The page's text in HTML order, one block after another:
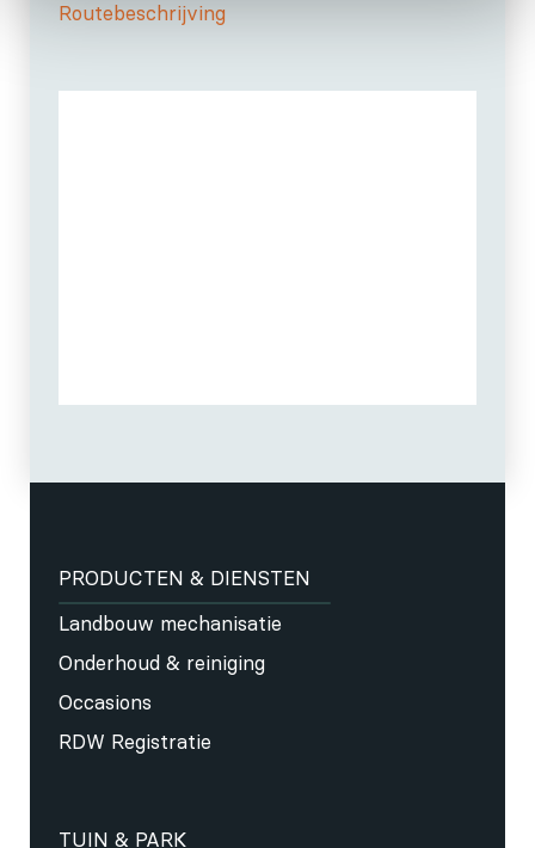
Routebeschrijving
PRODUCTEN & DIENSTEN
Landbouw mechanisatie
Onderhoud & reiniging
Occasions
RDW Registratie
TUIN & PARK